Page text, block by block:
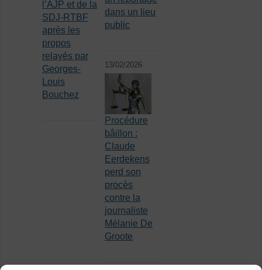
dans un lieu
public
l’AJP et de la
SDJ-RTBF
après les
propos
relayés par
Georges-
Louis
Bouchez
13/02/2026
Procédure
bâillon :
Claude
Eerdekens
perd son
procès
contre la
journaliste
Mélanie De
Groote